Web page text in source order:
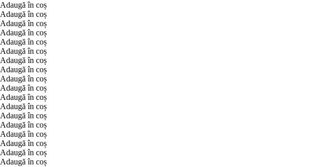
Adaugă în coș
Adaugă în coș
Adaugă în coș
Adaugă în coș
Adaugă în coș
Adaugă în coș
Adaugă în coș
Adaugă în coș
Adaugă în coș
Adaugă în coș
Adaugă în coș
Adaugă în coș
Adaugă în coș
Adaugă în coș
Adaugă în coș
Adaugă în coș
Adaugă în coș
Adaugă în coș